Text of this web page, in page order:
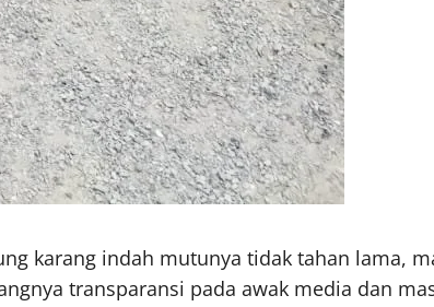
karang indah mutunya tidak tahan lama,
transparansi pada awak media dan